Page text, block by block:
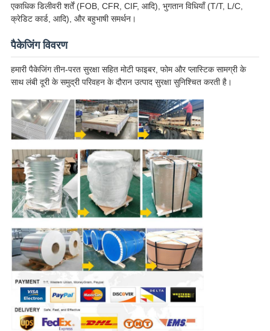
एकाधिक डिलीवरी शर्तें (FOB, CFR, CIF, आदि), भुगतान विधियाँ (T/T, L/C,
क्रेडिट कार्ड, आदि), और बहुभाषी समर्थन।
पैकेजिंग विवरण
हमारी पैकेजिंग तीन-परत सुरक्षा सहित मोटी फाइबर, फोम और प्लास्टिक सामग्री के
साथ लंबी दूरी के समुद्री परिवहन के दौरान उत्पाद सुरक्षा सुनिश्चित करती है।